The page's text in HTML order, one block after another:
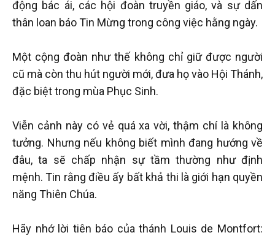
động bác ái, các hội đoàn truyền giáo, và sự dấn
thân loan báo Tin Mừng trong công việc hằng ngày.
Một cộng đoàn như thế không chỉ giữ được người
cũ mà còn thu hút người mới, đưa họ vào Hội Thánh,
đặc biệt trong mùa Phục Sinh.
Viễn cảnh này có vẻ quá xa vời, thậm chí là không
tưởng. Nhưng nếu không biết mình đang hướng về
đâu, ta sẽ chấp nhận sự tầm thường như định
mệnh. Tin rằng điều ấy bất khả thi là giới hạn quyền
năng Thiên Chúa.
Hãy nhớ lời tiên báo của thánh Louis de Montfort: